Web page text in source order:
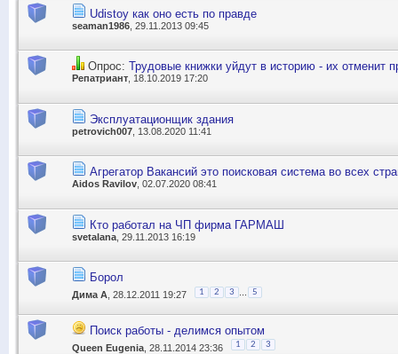
Udistoy как оно есть по правде
seaman1986 , 29.11.2013 09:45
Опрос: Трудовые книжки уйдут в историю - их отменит
Репатриант , 18.10.2019 17:20
Эксплуатационщик здания
petrovich007 , 13.08.2020 11:41
Агрегатор Вакансий это поисковая система во всех
Aidos Ravilov , 02.07.2020 08:41
Кто работал на ЧП фирма ГАРМАШ
svetalana , 29.11.2013 16:19
Борол
Дима А , 28.12.2011 19:27 1 2 3 5
Поиск работы - делимся опытом
Queen Eugenia , 28.11.2014 23:36 1 2 3